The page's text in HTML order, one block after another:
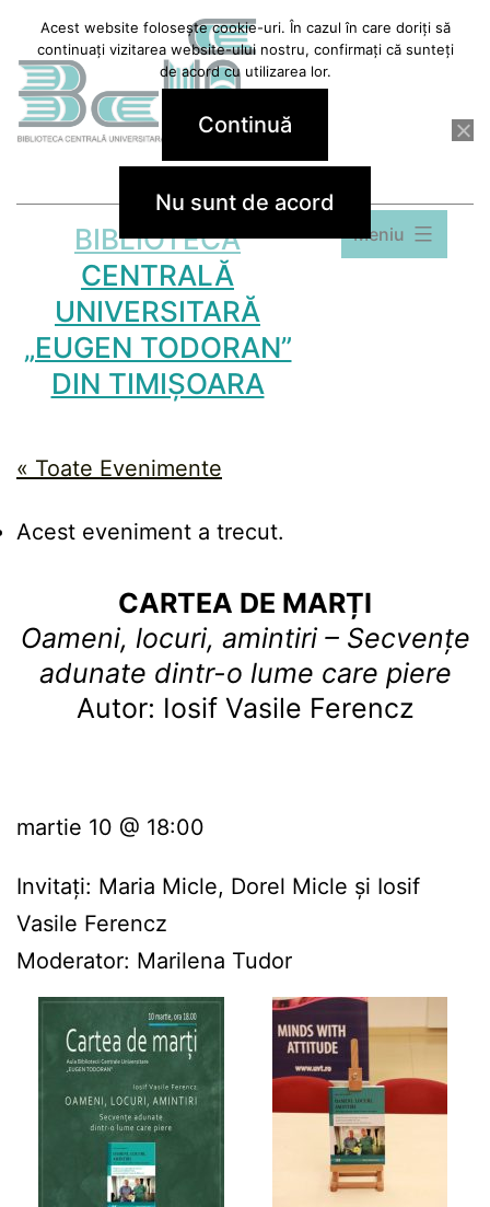
conținut
BIBLIOTECA
CENTRALĂ
UNIVERSITARĂ
„EUGEN TODORAN”
DIN TIMIȘOARA
Meniu
« Toate Evenimente
Acest eveniment a trecut.
CARTEA DE MARȚI
Oameni, locuri, amintiri – Secvențe
adunate dintr-o lume care piere
Autor: Iosif Vasile Ferencz
martie 10 @ 18:00
Invitați: Maria Micle, Dorel Micle și Iosif
Vasile Ferencz
Moderator: Marilena Tudor
Acest website folosește cookie-uri. În cazul în care doriți să
continuați vizitarea website-ului nostru, confirmați că sunteți
de acord cu utilizarea lor.
Continuă
Nu sunt de acord